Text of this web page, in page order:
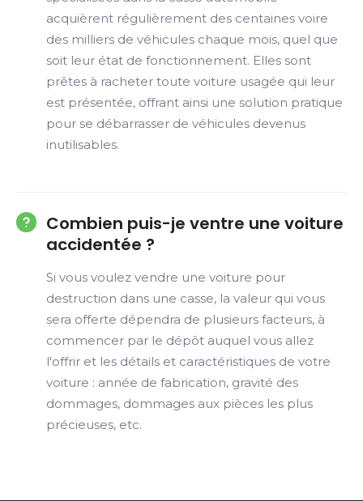
acquièrent régulièrement des centaines voire
des milliers de véhicules chaque mois, quel que
soit leur état de fonctionnement. Elles sont
prêtes à racheter toute voiture usagée qui leur
est présentée, offrant ainsi une solution pratique
pour se débarrasser de véhicules devenus
inutilisables.
Combien puis-je ventre une voiture
accidentée ?
Si vous voulez vendre une voiture pour
destruction dans une casse, la valeur qui vous
sera offerte dépendra de plusieurs facteurs, à
commencer par le dépôt auquel vous allez
l'offrir et les détails et caractéristiques de votre
voiture : année de fabrication, gravité des
dommages, dommages aux pièces les plus
précieuses, etc.